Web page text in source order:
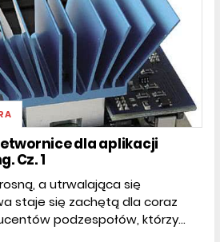
dla aplikacji
Cz. 1
a utrwalająca się
staje się zachętą dla coraz
podzespołów, którzy...